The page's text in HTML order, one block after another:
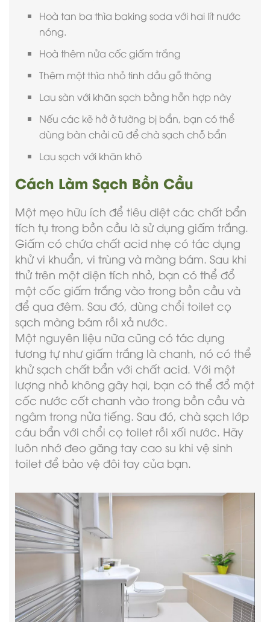
Hoà tan ba thìa baking soda với hai lít nước
nóng.
Hoà thêm nửa cốc giấm trắng
Thêm một thìa nhỏ tinh dầu gỗ thông
Lau sàn với khăn sạch bằng hỗn hợp này
Nếu các kẽ hở ở tường bị bẩn, bạn có thể
dùng bàn chải cũ để chà sạch chỗ bẩn
Lau sạch với khăn khô
Cách Làm Sạch Bồn Cầu
Một mẹo hữu ích để tiêu diệt các chất bẩn
tích tụ trong bồn cầu là sử dụng giấm trắng.
Giấm có chứa chất acid nhẹ có tác dụng
khử vi khuẩn, vi trùng và màng bám. Sau khi
thử trên một diện tích nhỏ, bạn có thể đổ
một cốc giấm trắng vào trong bồn cầu và
để qua đêm. Sau đó, dùng chổi toilet cọ
sạch màng bám rồi xả nước.
Một nguyên liệu nữa cũng có tác dụng
tương tự như giấm trắng là chanh, nó có thể
khử sạch chất bẩn với chất acid. Với một
lượng nhỏ không gây hại, bạn có thể đổ một
cốc nước cốt chanh vào trong bồn cầu và
ngâm trong nửa tiếng. Sau đó, chà sạch lớp
cáu bẩn với chổi cọ toilet rồi xối nước. Hãy
luôn nhớ đeo găng tay cao su khi vệ sinh
toilet để bảo vệ đôi tay của bạn.